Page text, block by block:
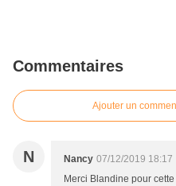
Commentaires
Ajouter un
N Nancy 07/12/2019 18:17
Merci Blandine pour